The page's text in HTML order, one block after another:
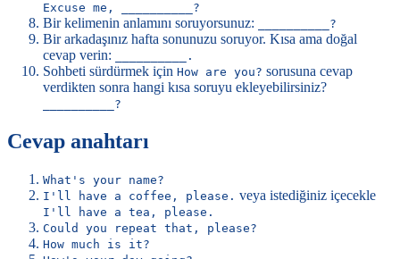
Excuse me, __________?
Bir kelimenin anlamını soruyorsunuz: __________?
Bir arkadaşınız hafta sonunuzu soruyor. Kısa ama doğal
cevap verin:
__________.
Sohbeti sürdürmek için How are you? sorusuna cevap
verdikten sonra hangi kısa soruyu ekleyebilirsiniz?
__________?
Cevap anahtarı
What's your name?
I'll have a coffee, please. veya istediğiniz içecekle
I'll have a tea, please.
Could you repeat that, please?
How much is it?